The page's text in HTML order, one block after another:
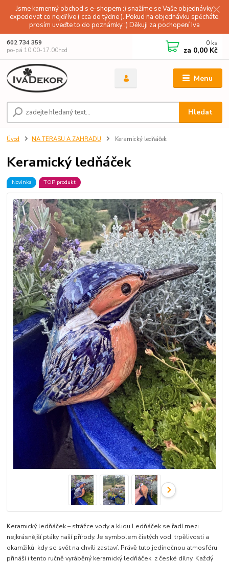
Jsme kamenný obchod s e-shopem :) snažíme se Vaše objednávky
expedovat co nejdříve ( cca do týdne ). Pokud na objednávku spěcháte,
prosím uveďte to do poznámky :) Děkuji za pochopení Iva
Menu
Hledat
602 734 359
po-pá 10.00-17.00hod
0 ks
za 0,00 Kč
Úvod NA TERASU A ZAHRADU Keramický ledňáček
Keramický ledňáček
Novinka TOP produkt
Keramický ledňáček – strážce vody a klidu Ledňáček se řadí mezi
nejkrásnější ptáky naší přírody. Je symbolem čistých vod, trpělivosti a
okamžiků, kdy se svět na chvíli zastaví. Právě tuto jedinečnou atmosféru
přináší i tento ručně vyráběný keramický ledňáček z české dílny. Každý